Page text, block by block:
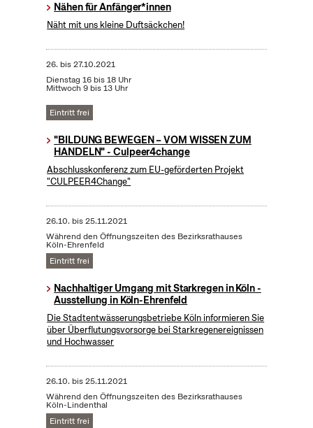
Nähen für Anfänger*innen
Näht mit uns kleine Duftsäckchen!
26. bis27.10.2021
Dienstag 16 bis 18 Uhr
Mittwoch 9 bis 13 Uhr
Eintritt frei
"BILDUNG BEWEGEN – VOM WISSEN ZUM
HANDELN" - Culpeer4change
Abschlusskonferenz zum EU-geförderten Projekt
"CULPEER4Change"
26.10. bis25.11.2021
Während den Öffnungszeiten des Bezirksrathauses
Köln-Ehrenfeld
Eintritt frei
Nachhaltiger Umgang mit Starkregen in Köln -
Ausstellung in Köln-Ehrenfeld
Die Stadtentwässerungsbetriebe Köln informieren Sie
über Überflutungsvorsorge bei Starkregenereignissen
und Hochwasser
26.10. bis25.11.2021
Während den Öffnungszeiten des Bezirksrathauses
Köln-Lindenthal
Eintritt frei